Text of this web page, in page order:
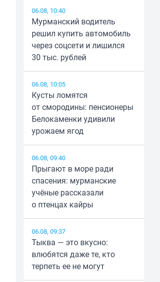
06.08, 10:40
Мурманский водитель
решил купить автомобиль
через соцсети и лишился
30 тыс. рублей
06.08, 10:05
Кусты ломятся
от смородины: пенсионеры
Белокаменки удивили
урожаем ягод
06.08, 09:40
Прыгают в море ради
спасения: мурманские
учёные рассказали
о птенцах кайры
06.08, 09:37
Тыква — это вкусно:
влюбятся даже те, кто
терпеть ее не могут